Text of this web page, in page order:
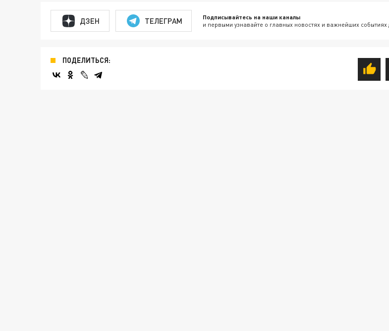
ДЗЕН ТЕЛЕГРАМ Подписывайтесь на наши каналы
и первыми узнавайте о главных новостях и важнейших событиях
ПОДЕЛИТЬСЯ: